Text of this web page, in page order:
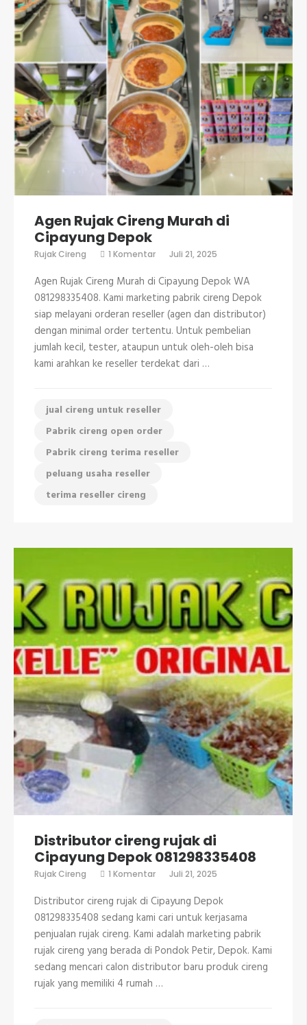
Agen Rujak Cireng Murah di
Cipayung Depok
Rujak Cireng 1 Komentarpada
Cireng
Murah
di
Cipayung
Depok
Juli 21, 2025
Agen Rujak Cireng Murah di Cipayung Depok WA
081298335408. Kami marketing pabrik cireng Depok
siap melayani orderan reseller (agen dan distributor)
dengan minimal order tertentu. Untuk pembelian
jumlah kecil, tester, ataupun untuk oleh-oleh bisa
kami arahkan ke reseller terdekat dari …
jual cireng untuk reseller
Pabrik cireng open order
Pabrik cireng terima reseller
peluang usaha reseller
terima reseller cireng
Distributor cireng rujak di
Cipayung Depok 081298335408
Rujak Cireng 1 Komentarpada
rujak
di
Cipayung
Depok
081298335408
Juli 21, 2025
Distributor cireng rujak di Cipayung Depok
081298335408 sedang kami cari untuk kerjasama
penjualan rujak cireng. Kami adalah marketing pabrik
rujak cireng yang berada di Pondok Petir, Depok. Kami
sedang mencari calon distributor baru produk cireng
rujak yang memiliki 4 rumah …